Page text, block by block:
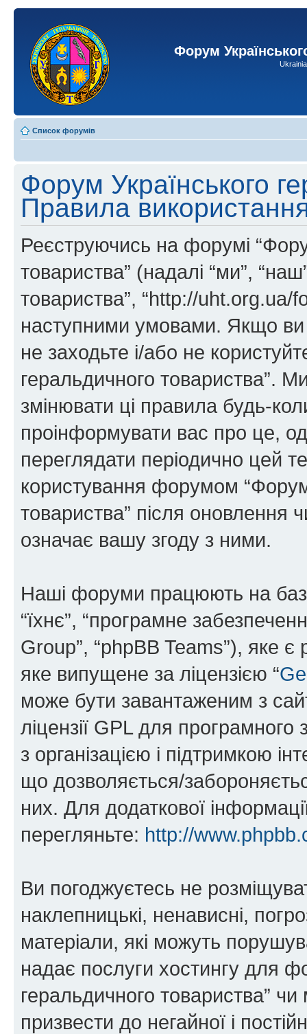
Форум
Список форумів
Форум Українського
Правила
Реєструючись на форумі
товариства” (надалі “ми”,
товариства”, “http://uht.org.ua/
наступними умовами. Якщо ви
не заходьте і/або не
геральдичного товариства”.
змінювати ці правила будь-
проінформувати вас про це,
переглядати періодично цей
користування форумом
товариства” після оновлення
означає вашу згоду з ними.
Наші форуми працюють на
“їхнє”, “програмне
Group”, “phpBB Teams”), яке
яке випущене за ліцензією “
може бути завантаженим з
ліцензії GPL для
з організацією і підтримкою
що дозволяється/
них. Для додаткової
перегляньте: http://
Ви погоджуєтесь не
наклепницькі, ненависні,
матеріали, які можуть
надає послуги хостингу для
геральдичного товариства”
призвести до негайної і